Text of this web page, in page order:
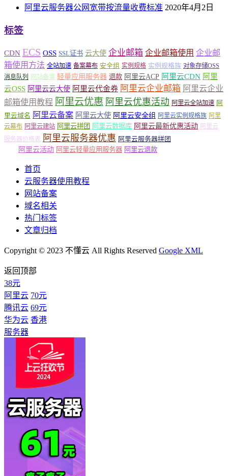
阿里云服务器公网宽带按流量收费标准 2020年4月2日
标签
CDN ECS OSS SSL证书 云大使 企业邮箱 企业邮箱使用 企业邮
箱使用方法 全站加速 备案幕布 安全组 实例规格 实例规格族 对象存储OSS
消息队列
网站备案 轻量应用服务器 退款 阿里云ACP 阿里云CDN 阿里
云OSS 阿里云云大使 阿里云代金券 阿里云企业邮箱 阿里云企业
邮箱使用教程 阿里云优惠 阿里云优惠活动 阿里云全站加速 阿
里云域名 阿里云备案 阿里云大使 阿里云安全组 阿里云实例规格族 阿里
云幕布 阿里云建站 阿里云拼团 阿里云数据库 阿里云最新优惠活动 阿里云
服务器价格表 阿里云服务器优惠 阿里云服务器拼团
阿里云活动 阿里云轻量应用服务器 阿里云退款
首页
云服务器使用教程
网站备案
域名相关
热门标签
文章归档
Copyright © 2023 不懂云 All Rights Reserved Google XML
返回顶部
38元
阿里云 70元
腾讯云 69元
华为云 香港
服务器